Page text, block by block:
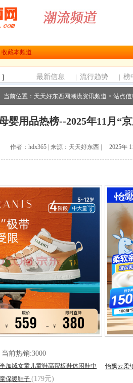
收藏本频道
] 最新信息 | 流行趋势 | 榜
当前位置： 天天好东西网潮流资讯频道 > 站点信
婴用品热榜--2025年11月“
作者：hdx365 | 来源：天天好东西 | 2025年
当前热销:3000
加绒女童儿童鞋高帮板鞋休闲鞋中
保暖鞋子 (179元)
怡飘云柔